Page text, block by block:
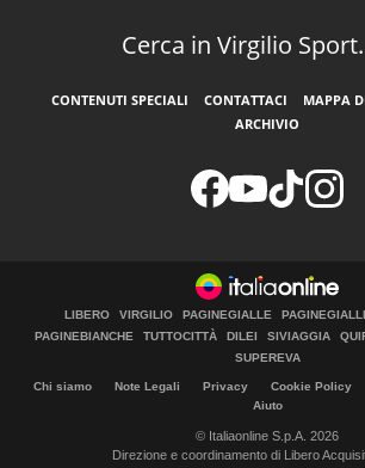
Cerca in Virgilio
CONTENUTI SPECIALI CONTATTACI MAPPA
ARCHIVIO
LIBERO VIRGILIO PAGINEGIALLE
PAGINEBIANCHE
TUTTOCITTÀ DILEI SIVIAGGIA
SUPEREVA
Chi siamo Note Legali Privacy Cookie Policy
Aiuto
© Italiaonline S.p.A. 2026
Direzione e coordinamento di Libero